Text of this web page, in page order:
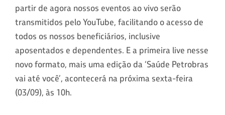
partir de agora nossos eventos ao vivo serão
transmitidos pelo YouTube, facilitando o acesso de
todos os nossos beneficiários, inclusive
aposentados e dependentes. E a primeira live nesse
novo formato, mais uma edição da ‘Saúde Petrobras
vai até você’, acontecerá na próxima sexta-feira
(03/09), às 10h.